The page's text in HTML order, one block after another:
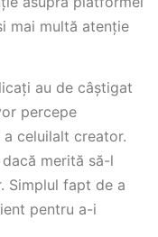
mai multă atenție
au de câștigat
percepe
celuilalt creator.
merită să-l
Simplul fapt de a
pentru a-i